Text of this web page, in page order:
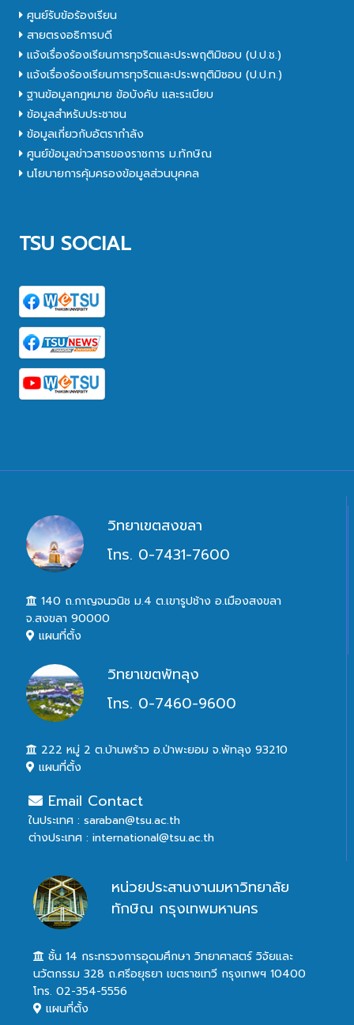
ศูนย์รับข้อร้องเรียน
สายตรงอธิการบดี
แจ้งเรื่องร้องเรียนการทุจริตและประพฤติมิชอบ (ป.ป.ช.)
แจ้งเรื่องร้องเรียนการทุจริตและประพฤติมิชอบ (ป.ป.ท.)
ฐานข้อมูลกฎหมาย ข้อบังคับ และระเบียบ
ข้อมูลสำหรับประชาชน
ข้อมูลเกี่ยวกับอัตรากำลัง
ศูนย์ข้อมูลข่าวสารของราชการ ม.ทักษิณ
นโยบายการคุ้มครองข้อมูลส่วนบุคคล
TSU SOCIAL
วิทยาเขตสงขลา
โทร. 0-7431-7600
140 ถ.กาญจนวนิช ม.4 ต.เขารูปช้าง อ.เมืองสงขลา
จ.สงขลา 90000
แผนที่ตั้ง
วิทยาเขตพัทลุง
โทร. 0-7460-9600
222 หมู่ 2 ต.บ้านพร้าว อ.ป่าพะยอม จ.พัทลุง 93210
แผนที่ตั้ง
Email Contact
ในประเทศ : saraban@tsu.ac.th
ต่างประเทศ : international@tsu.ac.th
หน่วยประสานงานมหาวิทยาลัย
ทักษิณ กรุงเทพมหานคร
ชั้น 14 กระทรวงการอุดมศึกษา วิทยาศาสตร์ วิจัยและ
นวัตกรรม 328 ถ.ศรีอยุธยา เขตราชเทวี กรุงเทพฯ 10400
โทร. 02-354-5556
แผนที่ตั้ง